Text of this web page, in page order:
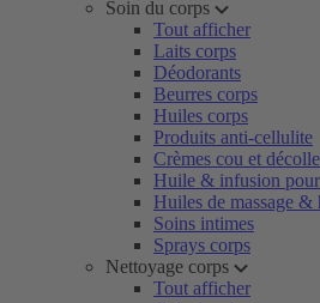
Soin du corps
Tout afficher
Laits corps
Déodorants
Beurres corps
Huiles corps
Produits anti-cellulite
Crèmes cou et
Huile & infusion pour
Huiles de massage &
Soins intimes
Sprays corps
Nettoyage corps
Tout afficher